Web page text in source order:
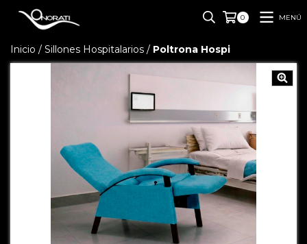
0 MENÚ
Inicio / Sillones Hospitalarios / Poltrona Hospi